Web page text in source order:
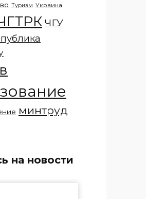
Туризм Украина
ЧГУ
минтруд
на новости